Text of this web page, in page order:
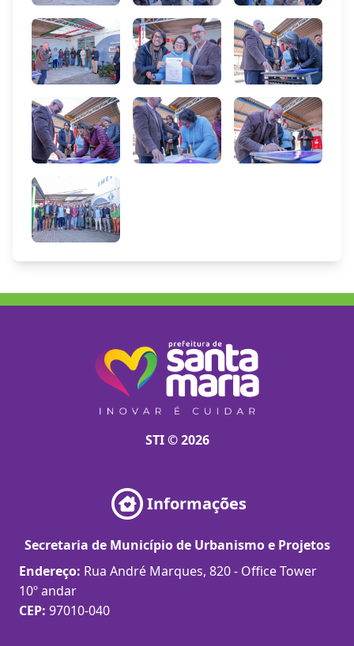
STI © 2026
Informações
Secretaria de Município de Urbanismo e Projetos
Endereço: Rua André Marques, 820 - Office Tower
10º andar
CEP: 97010-040